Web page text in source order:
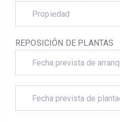
Propiedad
REPOSICIÓN DE PLANTAS